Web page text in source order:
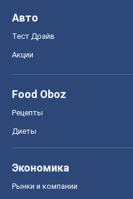
Авто
Тест Драйв
Акции
Food Oboz
Рецепты
Диеты
Экономика
Рынки и компании